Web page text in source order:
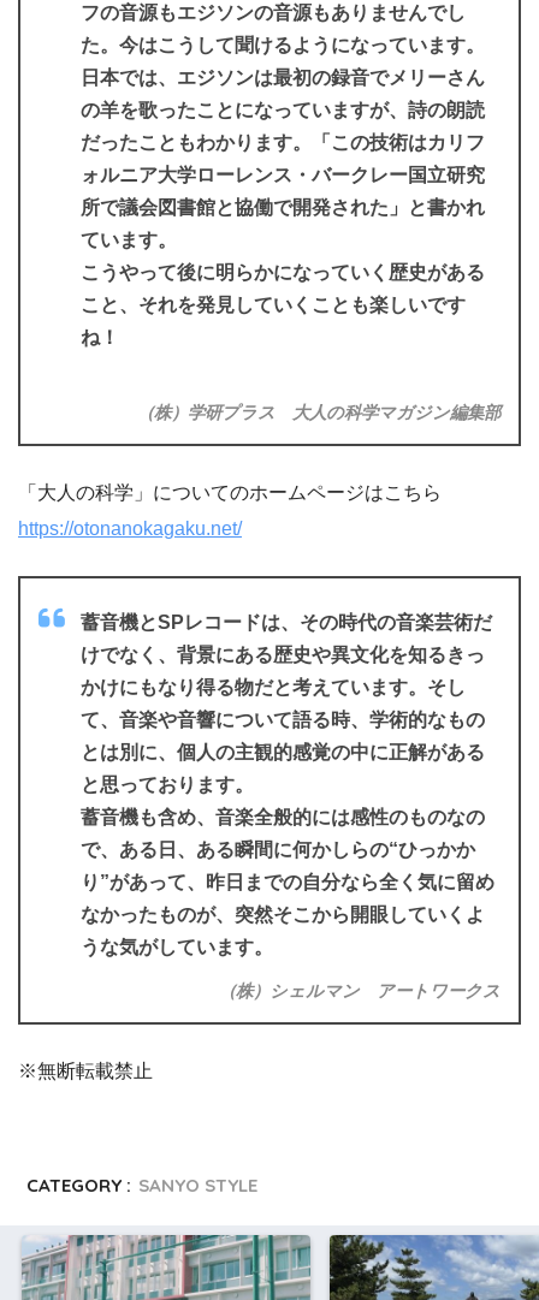
フの音源もエジソンの音源もありませんでし
た。今はこうして聞けるようになっています。
日本では、エジソンは最初の録音でメリーさん
の羊を歌ったことになっていますが、詩の朗読
だったこともわかります。「この技術はカリフ
ォルニア大学ローレンス・バークレー国立研究
所で議会図書館と協働で開発された」と書かれ
ています。
こうやって後に明らかになっていく歴史がある
こと、それを発見していくことも楽しいです
ね！
（株）学研プラス 大人の科学マガジン編集部
「大人の科学」についてのホームページはこちら
https://otonanokagaku.net/
蓄音機とSPレコードは、その時代の音楽芸術だ
けでなく、背景にある歴史や異文化を知るきっ
かけにもなり得る物だと考えています。そし
て、音楽や音響について語る時、学術的なもの
とは別に、個人の主観的感覚の中に正解がある
と思っております。
蓄音機も含め、音楽全般的には感性のものなの
で、ある日、ある瞬間に何かしらの“ひっかか
り”があって、昨日までの自分なら全く気に留め
なかったものが、突然そこから開眼していくよ
うな気がしています。
（株）シェルマン アートワークス
※無断転載禁止
CATEGORY : SANYO STYLE